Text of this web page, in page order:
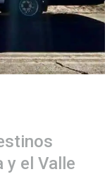
el Valle